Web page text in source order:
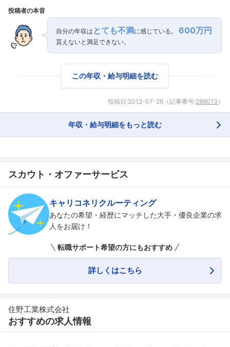
投稿者の本音
自分の年収は とても不満に感じている。 600万円
貰えないと満足できない。
この年収・給与明細を読む
投稿日:2012-07-26 （記事番号:289013 ）
年収・給与明細をもっと読む
スカウト・オファーサービス
キャリコネリクルーティング
あなたの希望・経歴にマッチした大手・優良企業の求
人をお届け！
転職サポート希望の方にもおすすめ
詳しくはこちら
住野工業株式会社
おすすめの求人情報